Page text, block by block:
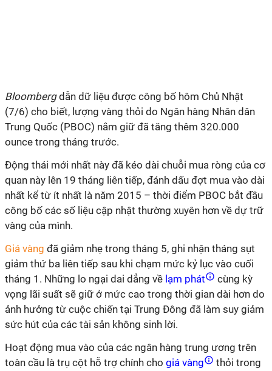
Bloombergdẫn dữ liệu được công bố hôm Chủ Nhật
(7/6) cho biết, lượng vàng thỏi do Ngân hàng Nhân dân
Trung Quốc (PBOC) nắm giữ đã tăng thêm 320.000
ounce trong tháng trước.
Động thái mới nhất này đã kéo dài chuỗi mua ròng của cơ
quan này lên 19 tháng liên tiếp, đánh dấu đợt mua vào dài
nhất kể từ ít nhất là năm 2015 – thời điểm PBOC bắt đầu
công bố các số liệu cập nhật thường xuyên hơn về dự trữ
vàng của mình.
Giá vàng đã giảm nhẹ trong tháng 5, ghi nhận tháng sụt
giảm thứ ba liên tiếp sau khi chạm mức kỷ lục vào cuối
tháng 1. Những lo ngại dai dẳng về lạm phát
cùng kỳ
vọng lãi suất sẽ giữ ở mức cao trong thời gian dài hơn do
ảnh hưởng từ cuộc chiến tại Trung Đông đã làm suy giảm
sức hút của các tài sản không sinh lời.
Hoạt động mua vào của các ngân hàng trung ương trên
toàn cầu là trụ cột hỗ trợ chính cho giá vàng
thỏi trong